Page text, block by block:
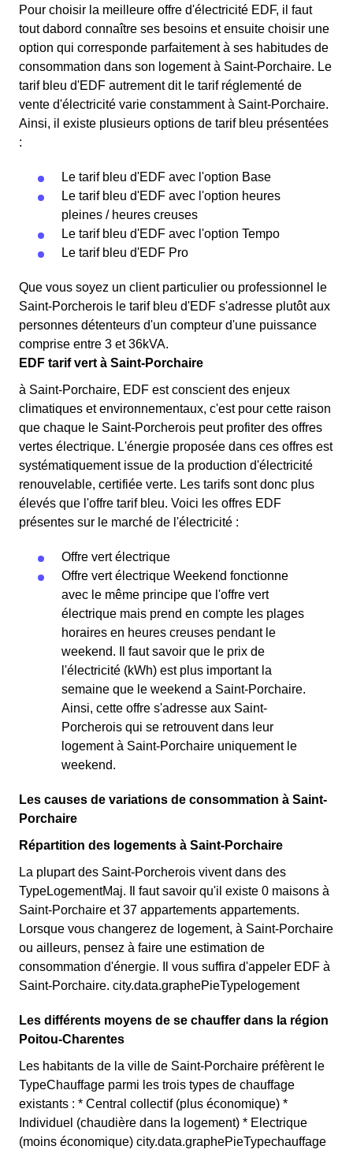
Pour choisir la meilleure offre d'électricité EDF, il faut
tout dabord connaître ses besoins et ensuite choisir une
option qui corresponde parfaitement à ses habitudes de
consommation dans son logement à Saint-Porchaire. Le
tarif bleu d'EDF autrement dit le tarif réglementé de
vente d'électricité varie constamment à Saint-Porchaire.
Ainsi, il existe plusieurs options de tarif bleu présentées
:
Le tarif bleu d'EDF avec l'option Base
Le tarif bleu d'EDF avec l'option heures
pleines / heures creuses
Le tarif bleu d'EDF avec l'option Tempo
Le tarif bleu d'EDF Pro
Que vous soyez un client particulier ou professionnel le
Saint-Porcherois le tarif bleu d'EDF s'adresse plutôt aux
personnes détenteurs d'un compteur d'une puissance
comprise entre 3 et 36kVA.
EDF tarif vert à Saint-Porchaire
à Saint-Porchaire, EDF est conscient des enjeux
climatiques et environnementaux, c'est pour cette raison
que chaque le Saint-Porcherois peut profiter des offres
vertes électrique. L'énergie proposée dans ces offres est
systématiquement issue de la production d'électricité
renouvelable, certifiée verte. Les tarifs sont donc plus
élevés que l'offre tarif bleu. Voici les offres EDF
présentes sur le marché de l'électricité :
Offre vert électrique
Offre vert électrique Weekend fonctionne
avec le même principe que l'offre vert
électrique mais prend en compte les plages
horaires en heures creuses pendant le
weekend. Il faut savoir que le prix de
l'électricité (kWh) est plus important la
semaine que le weekend a Saint-Porchaire.
Ainsi, cette offre s'adresse aux Saint-
Porcherois qui se retrouvent dans leur
logement à Saint-Porchaire uniquement le
weekend.
Les causes de variations de consommation à Saint-
Porchaire
Répartition des logements à Saint-Porchaire
La plupart des Saint-Porcherois vivent dans des
TypeLogementMaj. Il faut savoir qu'il existe 0 maisons à
Saint-Porchaire et 37 appartements appartements.
Lorsque vous changerez de logement, à Saint-Porchaire
ou ailleurs, pensez à faire une estimation de
consommation d'énergie. Il vous suffira d'appeler EDF à
Saint-Porchaire. city.data.graphePieTypelogement
Les différents moyens de se chauffer dans la région
Poitou-Charentes
Les habitants de la ville de Saint-Porchaire préfèrent le
TypeChauffage parmi les trois types de chauffage
existants : * Central collectif (plus économique) *
Individuel (chaudière dans la logement) * Electrique
(moins économique) city.data.graphePieTypechauffage